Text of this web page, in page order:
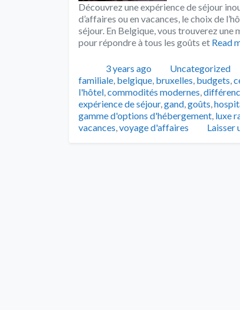
Découvrez une expérience de séjour
d’affaires ou en vacances, le choix de
séjour. En Belgique, vous trouverez
pour répondre à tous les goûts et Read
Publié3 years ago Catégories
Uncategorized
familiale, belgique, bruxelles, budgets,
l'hôtel,commodités modernes,
expérience de séjour,gand,goûts,
gamme d'options d'hébergement, luxe
vacances,voyage d'affaires Laisser